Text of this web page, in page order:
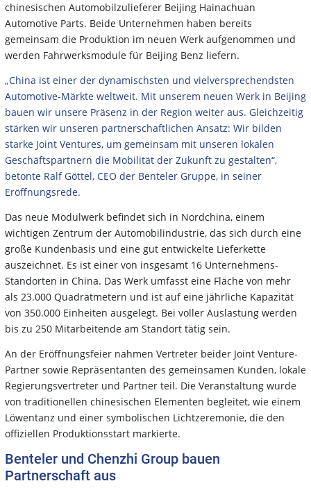
chinesischen Automobilzulieferer Beijing Hainachuan
Automotive Parts. Beide Unternehmen haben bereits
gemeinsam die Produktion im neuen Werk aufgenommen und
werden Fahrwerksmodule für Beijing Benz liefern.
„China ist einer der dynamischsten und vielversprechendsten
Automotive-Märkte weltweit. Mit unserem neuen Werk in Beijing
bauen wir unsere Präsenz in der Region weiter aus. Gleichzeitig
stärken wir unseren partnerschaftlichen Ansatz: Wir bilden
starke Joint Ventures, um gemeinsam mit unseren lokalen
Geschäftspartnern die Mobilität der Zukunft zu gestalten“,
betonte Ralf Göttel, CEO der Benteler Gruppe, in seiner
Eröffnungsrede.
Das neue Modulwerk befindet sich in Nordchina, einem
wichtigen Zentrum der Automobilindustrie, das sich durch eine
große Kundenbasis und eine gut entwickelte Lieferkette
auszeichnet. Es ist einer von insgesamt 16 Unternehmens-
Standorten in China. Das Werk umfasst eine Fläche von mehr
als 23.000 Quadratmetern und ist auf eine jährliche Kapazität
von 350.000 Einheiten ausgelegt. Bei voller Auslastung werden
bis zu 250 Mitarbeitende am Standort tätig sein.
An der Eröffnungsfeier nahmen Vertreter beider Joint Venture-
Partner sowie Repräsentanten des gemeinsamen Kunden, lokale
Regierungsvertreter und Partner teil. Die Veranstaltung wurde
von traditionellen chinesischen Elementen begleitet, wie einem
Löwentanz und einer symbolischen Lichtzeremonie, die den
offiziellen Produktionsstart markierte.
Benteler und Chenzhi Group bauen
Partnerschaft aus